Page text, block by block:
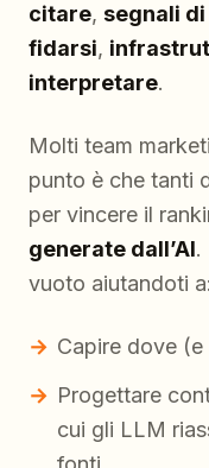
citare, segnali
fidarsi,
interpretare.
Molti team
punto è che tanti
per vincere il
generate dall’AI.
vuoto aiutandoti a:
Capire dove
Progettare
cui gli LLM